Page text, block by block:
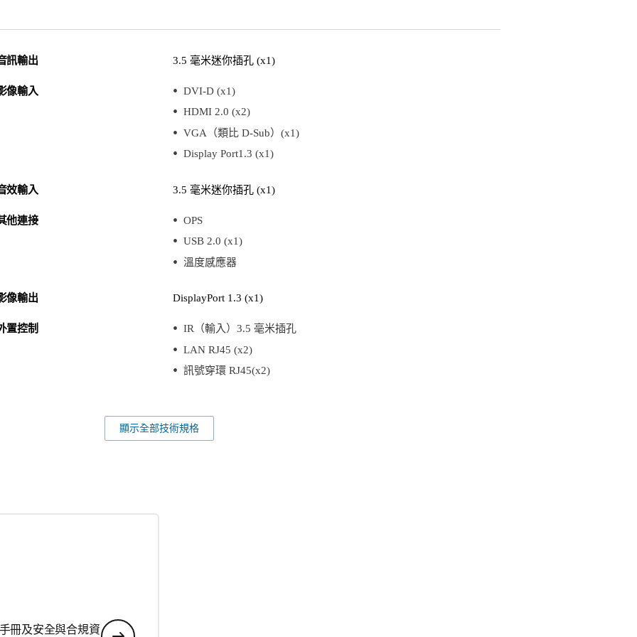
訊輸出 3.5 毫米迷你插孔 (x1)
像輸入
DVI-D (x1)
HDMI 2.0 (x2)
VGA（類比 D-Sub）(x1)
Display Port1.3 (x1)
效輸入 3.5 毫米迷你插孔 (x1)
他連接
OPS
USB 2.0 (x1)
溫度感應器
像輸出 DisplayPort 1.3 (x1)
置控制
IR（輸入）3.5 毫米插孔
LAN RJ45 (x2)
訊號穿環 RJ45(x2)
顯示全部技術規格
冊及安全與合規資